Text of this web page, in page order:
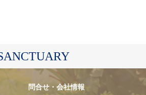
問合せ・会社情報